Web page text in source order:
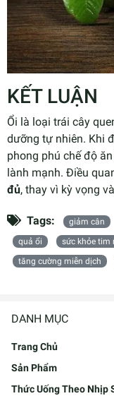
DANH MỤC
Trang Chủ
Sản Phẩm
Thức Uống Theo Nhịp
KẾT LUẬN
Ổi là loại trái cây
dưỡng tự nhiên. Khi
phong phú chế độ
lành mạnh. Điều
đủ, thay vì kỳ vọng
Tags: giảm cân
quả ổi
sức khỏe tim
tăng cường miễn dịch